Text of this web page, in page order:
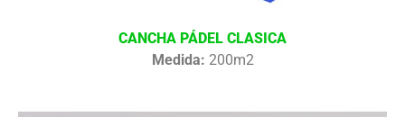
CANCHA PÁDEL CLASICA
Medida: 200m2